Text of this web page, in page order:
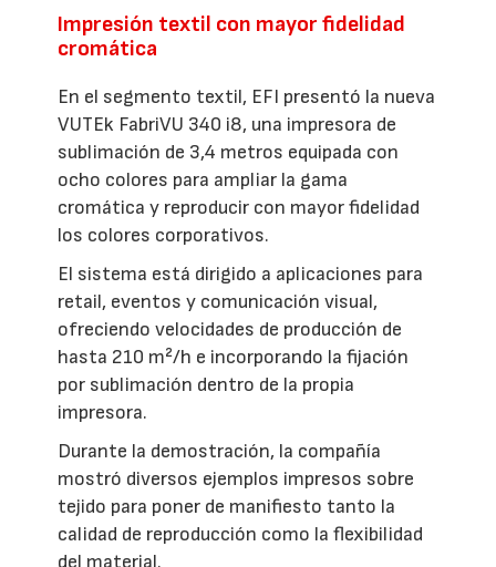
Impresión textil con mayor fidelidad
cromática
En el segmento textil, EFI presentó la nueva
VUTEk FabriVU 340 i8, una impresora de
sublimación de 3,4 metros equipada con
ocho colores para ampliar la gama
cromática y reproducir con mayor fidelidad
los colores corporativos.
El sistema está dirigido a aplicaciones para
retail, eventos y comunicación visual,
ofreciendo velocidades de producción de
hasta 210 m²/h e incorporando la fijación
por sublimación dentro de la propia
impresora.
Durante la demostración, la compañía
mostró diversos ejemplos impresos sobre
tejido para poner de manifiesto tanto la
calidad de reproducción como la flexibilidad